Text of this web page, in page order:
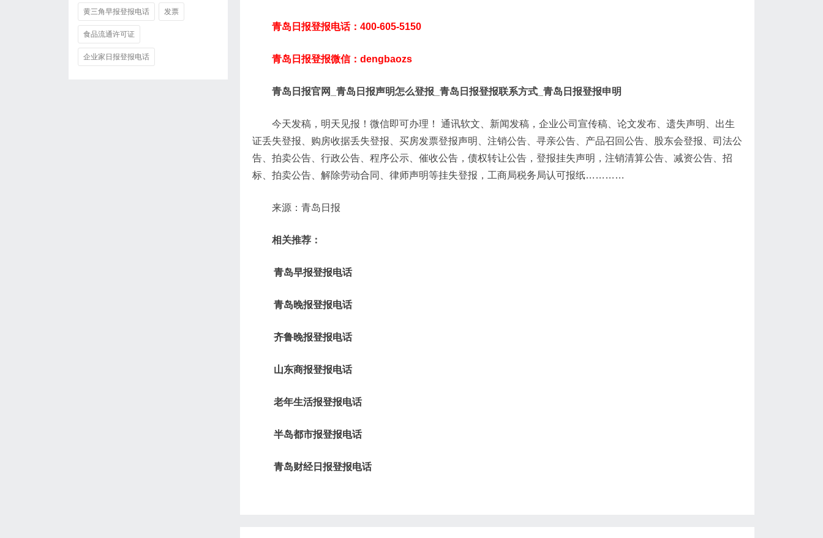
青岛日报登报电话：400-605-5150
青岛日报登报微信：dengbaozs
青岛日报官网_青岛日报声明怎么登报_青岛日报登报联系方式_青岛日报登报申明
今天发稿，明天见报！微信即可办理！ 通讯软文、新闻发稿，企业公司宣传稿、论文发布、遗失声明、出生
证丢失登报、购房收据丢失登报、买房发票登报声明、注销公告、寻亲公告、产品召回公告、股东会登报、司法公
告、拍卖公告、行政公告、程序公示、催收公告，债权转让公告，登报挂失声明，注销清算公告、减资公告、招
标、拍卖公告、解除劳动合同、律师声明等挂失登报，工商局税务局认可报纸…………
来源：青岛日报
相关推荐：
青岛早报登报电话
青岛晚报登报电话
齐鲁晚报登报电话
山东商报登报电话
老年生活报登报电话
半岛都市报登报电话
青岛财经日报登报电话
黄三角早报登报电话 发票
食品流通许可证
企业家日报登报电话